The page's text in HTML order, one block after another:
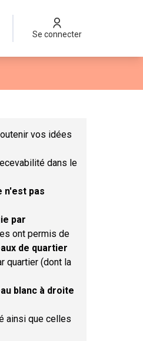
Se connecter
vos idées
dans le
n'est pas
par
ont permis de
de quartier
quartier (dont la
blanc à droite
ainsi que celles